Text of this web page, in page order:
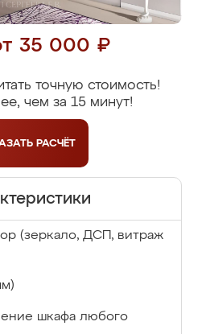
35 000 ₽
точную стоимость!
чем за 15 минут!
РАСЧЁТ
(зеркало, ДСП, витраж
шкафа любого